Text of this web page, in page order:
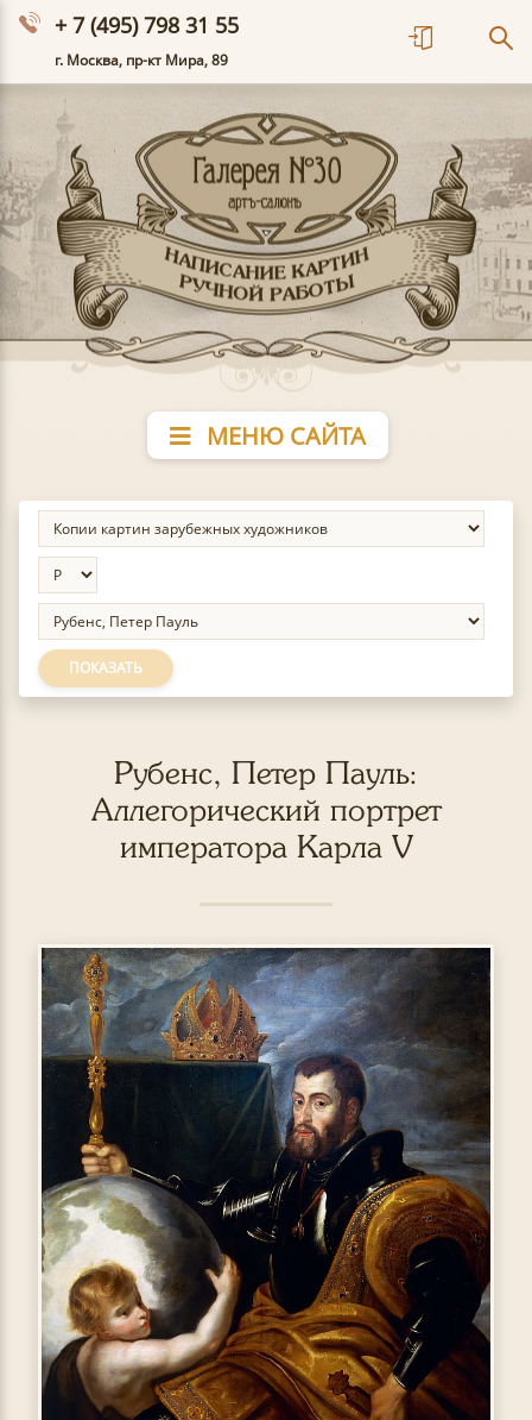
+ 7 (495) 798 31 55
г. Москва, пр-кт Мира, 89
МЕНЮ САЙТА
ПОКАЗАТЬ
Рубенс, Петер Пауль:
Аллегорический портрет
императора Карла V